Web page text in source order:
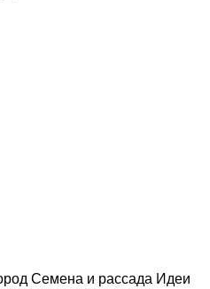
Семена и рассада Идеи